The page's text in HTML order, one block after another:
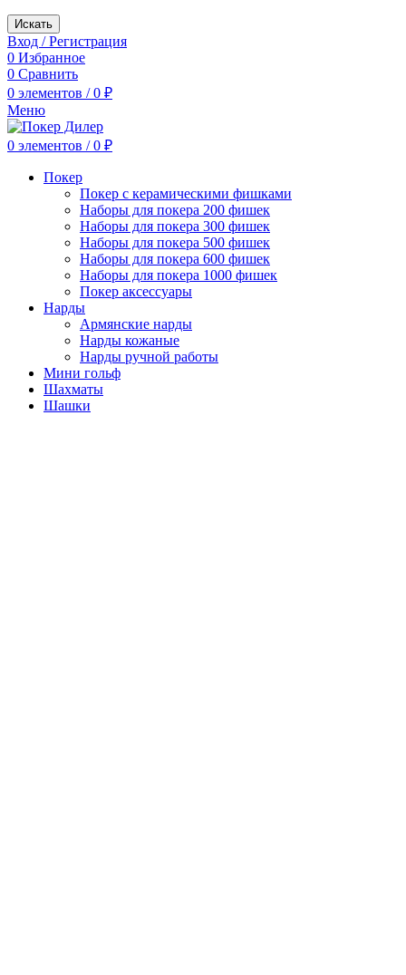
Искать
Вход / Регистрация
0 Избранное
0 Сравнить
0 элементов / 0 ₽
Меню
0 элементов / 0 ₽
Покер
Покер с керамическими фишками
Наборы для покера 200 фишек
Наборы для покера 300 фишек
Наборы для покера 500 фишек
Наборы для покера 600 фишек
Наборы для покера 1000 фишек
Покер аксессуары
Нарды
Армянские нарды
Нарды кожаные
Нарды ручной работы
Мини гольф
Шахматы
Шашки